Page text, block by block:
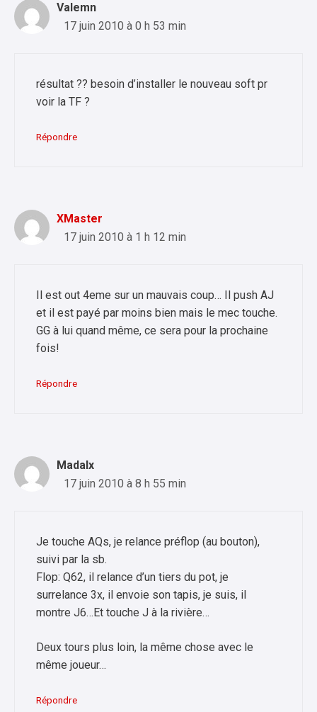
Valemn
17 juin 2010 à 0 h 53 min
résultat ?? besoin d’installer le nouveau soft pr
voir la TF ?
Répondre
XMaster
17 juin 2010 à 1 h 12 min
Il est out 4eme sur un mauvais coup… Il push AJ
et il est payé par moins bien mais le mec touche.
GG à lui quand même, ce sera pour la prochaine
fois!
Répondre
Madalx
17 juin 2010 à 8 h 55 min
Je touche AQs, je relance préflop (au bouton),
suivi par la sb.
Flop: Q62, il relance d’un tiers du pot, je
surrelance 3x, il envoie son tapis, je suis, il
montre J6…Et touche J à la rivière…
Deux tours plus loin, la même chose avec le
même joueur…
Répondre